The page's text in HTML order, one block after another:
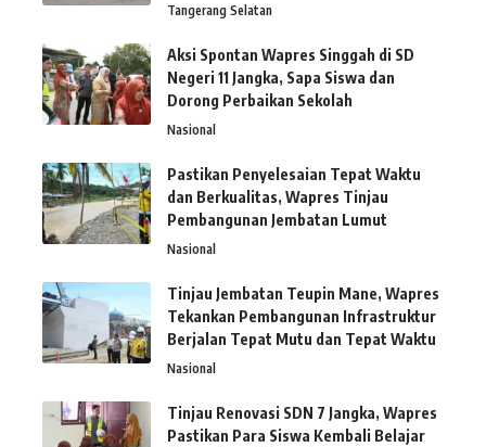
Tangerang Selatan
Aksi Spontan Wapres Singgah di SD
Negeri 11 Jangka, Sapa Siswa dan
Dorong Perbaikan Sekolah
Nasional
Pastikan Penyelesaian Tepat Waktu
dan Berkualitas, Wapres Tinjau
Pembangunan Jembatan Lumut
Nasional
Tinjau Jembatan Teupin Mane, Wapres
Tekankan Pembangunan Infrastruktur
Berjalan Tepat Mutu dan Tepat Waktu
Nasional
Tinjau Renovasi SDN 7 Jangka, Wapres
Pastikan Para Siswa Kembali Belajar